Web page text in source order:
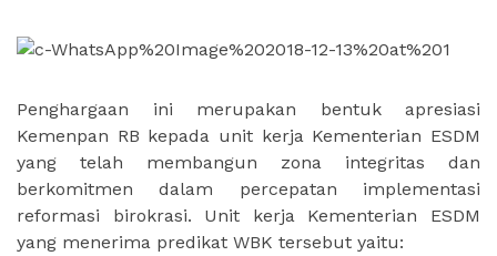
Penghargaan ini merupakan bentuk apresiasi
Kemenpan RB kepada unit kerja Kementerian ESDM
yang telah membangun zona integritas dan
berkomitmen dalam percepatan implementasi
reformasi birokrasi. Unit kerja Kementerian ESDM
yang menerima predikat WBK tersebut yaitu: